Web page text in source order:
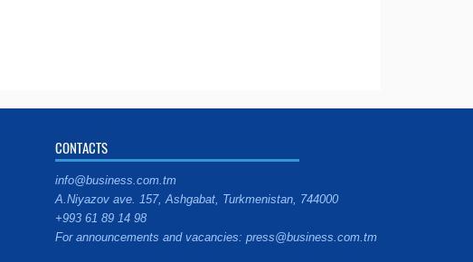
CONTACTS
info@business.com.tm
A.Niyazov ave. 157, Ashgabat, Turkmenistan, 744000
+993 61 89 14 98
For announcements and vacancies: press@business.com.tm